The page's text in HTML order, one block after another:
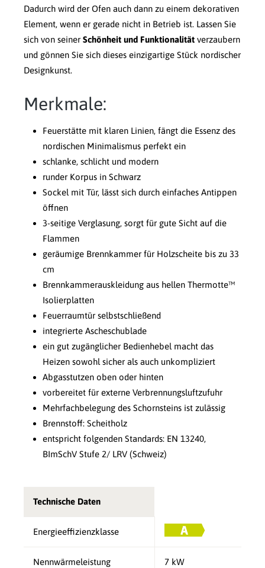
Dadurch wird der Ofen auch dann zu einem dekorativen
Element, wenn er gerade nicht in Betrieb ist. Lassen Sie
sich von seiner Schönheit und Funktionalität verzaubern
und gönnen Sie sich dieses einzigartige Stück nordischer
Designkunst.
Merkmale:
Feuerstätte mit klaren Linien, fängt die Essenz des
nordischen Minimalismus perfekt ein
schlanke, schlicht und modern
runder Korpus in Schwarz
Sockel mit Tür, lässt sich durch einfaches Antippen
öffnen
3-seitige Verglasung, sorgt für gute Sicht auf die
Flammen
geräumige Brennkammer für Holzscheite bis zu 33
cm
Brennkammerauskleidung aus hellen Thermotte™
Isolierplatten
Feuerraumtür selbstschließend
integrierte Ascheschublade
ein gut zugänglicher Bedienhebel macht das
Heizen sowohl sicher als auch unkompliziert
Abgasstutzen oben oder hinten
vorbereitet für externe Verbrennungsluftzufuhr
Mehrfachbelegung des Schornsteins ist zulässig
Brennstoff: Scheitholz
entspricht folgenden Standards: EN 13240,
BImSchV Stufe 2/ LRV (Schweiz)
Technische Daten
Energieeffizienzklasse
Nennwärmeleistung 7 kW